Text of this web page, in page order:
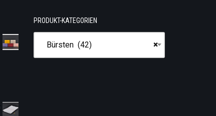
PRODUKT-KATEGORIEN
×
Bürsten (42)